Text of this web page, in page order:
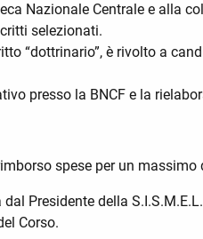
Nazionale Centrale e alla
selezionati.
“dottrinario”, è rivolto a
presso la BNCF e la
spese per un
Presidente della
Corso.